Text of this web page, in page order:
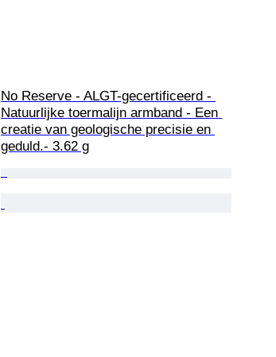
No Reserve - ALGT-gecertificeerd -
Natuurlijke toermalijn armband - Een
creatie van geologische precisie en
geduld.- 3.62 g